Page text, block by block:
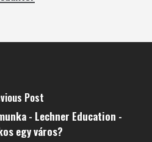
Post
- Lechner Education -
egy város?